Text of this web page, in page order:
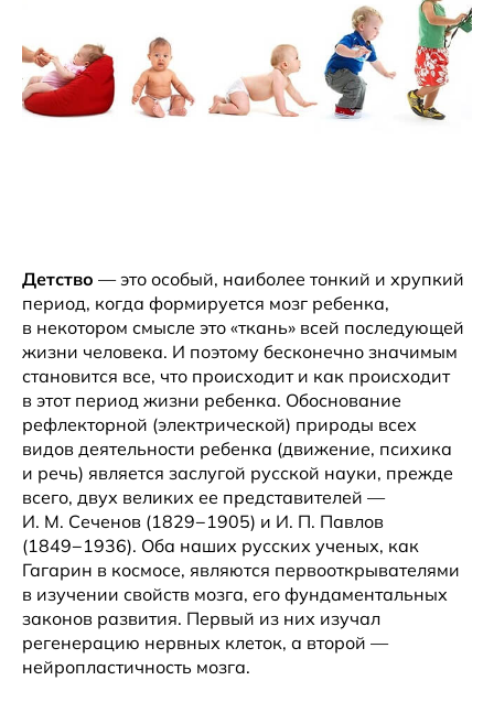
Детство — это особый, наиболее тонкий и хрупкий
период, когда формируется мозг ребенка,
в некотором смысле это «ткань» всей последующей
жизни человека. И поэтому бесконечно значимым
становится все, что происходит и как происходит
в этот период жизни ребенка. Обоснование
рефлекторной (электрической) природы всех
видов деятельности ребенка (движение, психика
и речь) является заслугой русской науки, прежде
всего, двух великих ее представителей —
И. М. Сеченов (1829−1905) и И. П. Павлов
(1849−1936). Оба наших русских ученых, как
Гагарин в космосе, являются первооткрывателями
в изучении свойств мозга, его фундаментальных
законов развития. Первый из них изучал
регенерацию нервных клеток, а второй —
нейропластичность мозга.